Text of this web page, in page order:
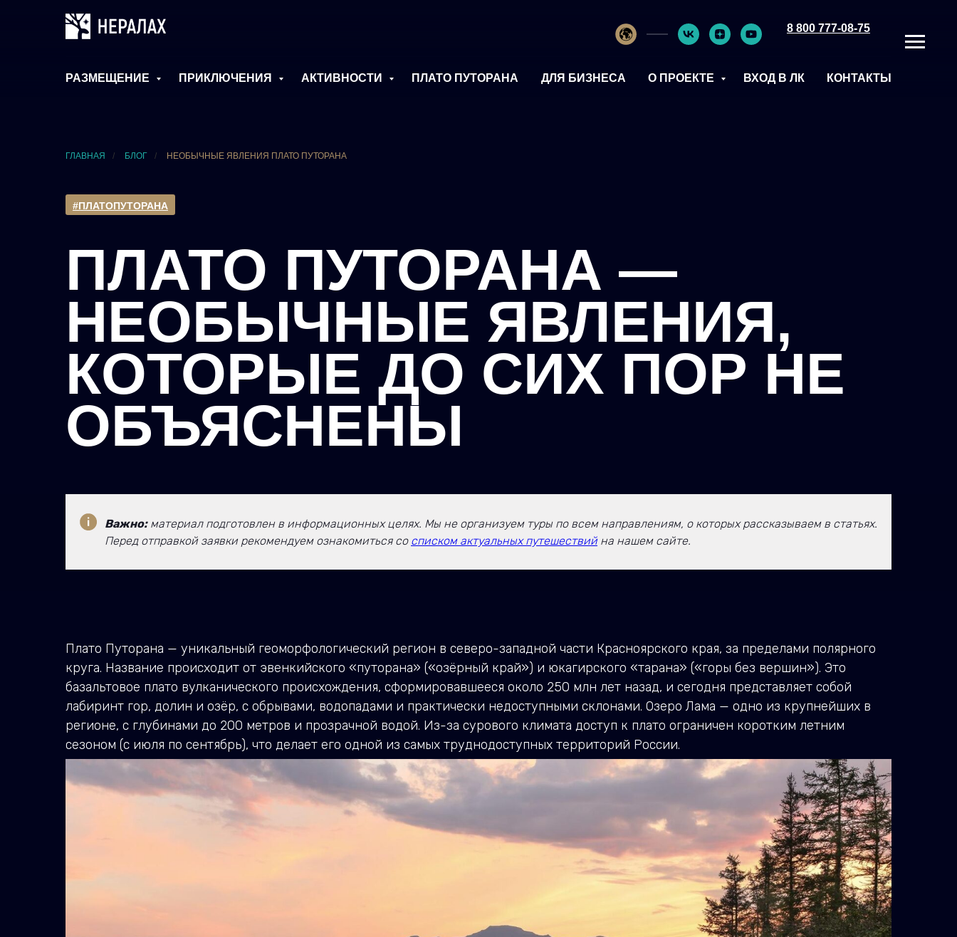
8 800 777-08-75
РАЗМЕЩЕНИЕ ПРИКЛЮЧЕНИЯ АКТИВНОСТИ ПЛАТО ПУТОРАНА ДЛЯ БИЗНЕСА О ПРОЕКТЕ ВХОД В ЛК КОНТАКТЫ
ГЛАВНАЯ / БЛОГ / НЕОБЫЧНЫЕ ЯВЛЕНИЯ ПЛАТО ПУТОРАНА
#ПЛАТОПУТОРАНА
ПЛАТО ПУТОРАНА —
НЕОБЫЧНЫЕ ЯВЛЕНИЯ,
КОТОРЫЕ ДО СИХ ПОР НЕ
ОБЪЯСНЕНЫ
Важно:материал подготовлен в информационных целях. Мы не организуем туры по всем направлениям, о которых рассказываем в статьях.
Перед отправкой заявки рекомендуем ознакомиться со списком актуальных путешествийна нашем сайте.
Плато Путорана — уникальный геоморфологический регион в северо-западной части Красноярского края, за пределами полярного
круга. Название происходит от эвенкийского «путорана» («озёрный край») и юкагирского «тарана» («горы без вершин»). Это
базальтовое плато вулканического происхождения, сформировавшееся около 250 млн лет назад, и сегодня представляет собой
лабиринт гор, долин и озёр, с обрывами, водопадами и практически недоступными склонами. Озеро Лама — одно из крупнейших в
регионе, с глубинами до 200 метров и прозрачной водой. Из-за сурового климата доступ к плато ограничен коротким летним
сезоном (с июля по сентябрь), что делает его одной из самых труднодоступных территорий России.